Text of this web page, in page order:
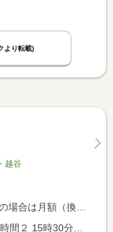
より転載)
越谷
場合は時間額を表示しています。